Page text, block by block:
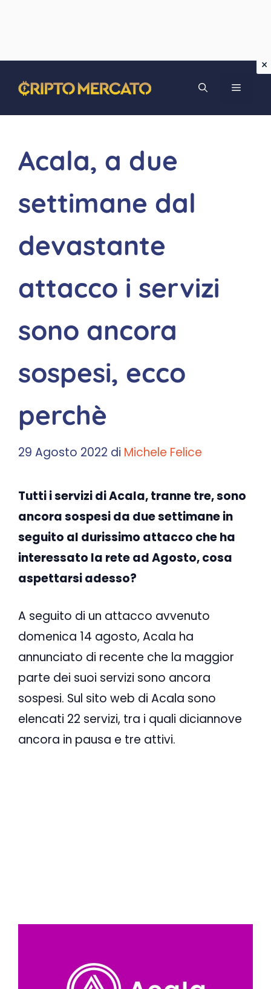
contenuto
MENU
Acala, a due
settimane dal
devastante
attacco i servizi
sono ancora
sospesi, ecco
perchè
29 Agosto 2022 di Michele Felice
Tutti i servizi di Acala, tranne tre, sono
ancora sospesi da due settimane in
seguito al durissimo attacco che ha
interessato la rete ad Agosto, cosa
aspettarsi adesso?
A seguito di un attacco avvenuto
domenica 14 agosto, Acala ha
annunciato di recente che la maggior
parte dei suoi servizi sono ancora
sospesi. Sul sito web di Acala sono
elencati 22 servizi, tra i quali diciannove
ancora in pausa e tre attivi.